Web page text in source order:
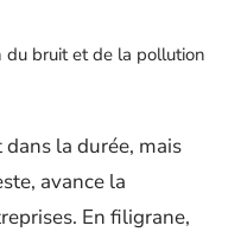
du bruit et de la pollution
la durée, mais
avance la
En filigrane,